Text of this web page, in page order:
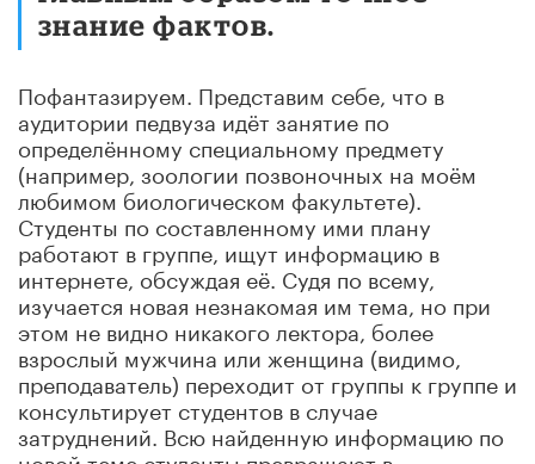
знание фактов.
Пофантазируем. Представим себе, что в
аудитории педвуза идёт занятие по
определённому специальному предмету
(например, зоологии позвоночных на моём
любимом биологическом факультете).
Студенты по составленному ими плану
работают в группе, ищут информацию в
интернете, обсуждая её. Судя по всему,
изучается новая незнакомая им тема, но при
этом не видно никакого лектора, более
взрослый мужчина или женщина (видимо,
преподаватель) переходит от группы к группе и
консультирует студентов в случае
затруднений. Всю найденную информацию по